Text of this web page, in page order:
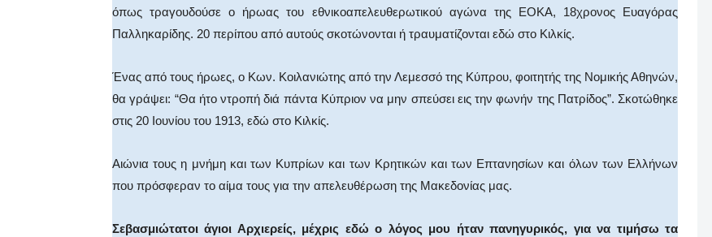
όπως τραγουδούσε ο ήρωας του εθνικοαπελευθερωτικού αγώνα της ΕΟΚΑ, 18χρονος Ευαγόρας
Παλληκαρίδης. 20 περίπου από αυτούς σκοτώνονται ή τραυματίζονται εδώ στο Κιλκίς.
Ένας από τους ήρωες, ο Κων. Κοιλανιώτης από την Λεμεσσό της Κύπρου, φοιτητής της Νομικής Αθηνών,
θα γράψει: “Θα ήτο ντροπή διά πάντα Κύπριον να μην σπεύσει εις την φωνήν της Πατρίδος”. Σκοτώθηκε
στις 20 Ιουνίου του 1913, εδώ στο Κιλκίς.
Αιώνια τους η μνήμη και των Κυπρίων και των Κρητικών και των Επτανησίων και όλων των Ελλήνων
που πρόσφεραν το αίμα τους για την απελευθέρωση της Μακεδονίας μας.
Σεβασμιώτατοι άγιοι Αρχιερείς, μέχρις εδώ ο λόγος μου ήταν πανηγυρικός, για να τιμήσω τα